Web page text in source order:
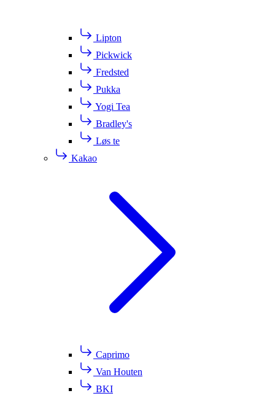
Lipton
Pickwick
Fredsted
Pukka
Yogi Tea
Bradley's
Løs te
Kakao
Caprimo
Van Houten
BKI